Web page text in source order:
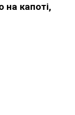
на капоті,